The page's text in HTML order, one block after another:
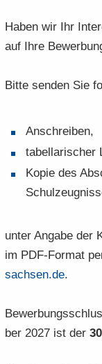
Haben wir Ihr
auf Ihre
Bitte sen­den Sie
An­schrei­ben,
ta­bel­la­ri­scher
Kopie des
unter An­ga­be der
im PDF-​Format
sachsen.​de.
ber 2027 ist der